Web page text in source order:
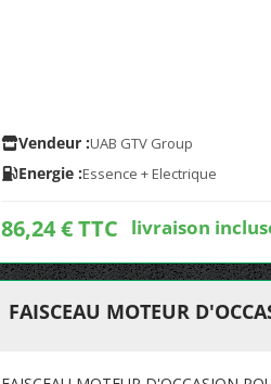
Vendeur :UAB GTV Group
Energie :Essence + Electrique
86,24 € TTC livraison
FAISCEAU MOTEUR